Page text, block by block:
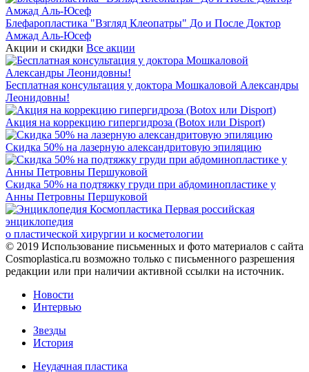
Блефаропластика "Взгляд Клеопатры" До и После Доктор
Амжад Аль-Юсеф
Акции и скидки Все акции
Бесплатная консультация у доктора Мошкаловой Александры
Леонидовны!
Акция на коррекцию гипергидроза (Botox или Disport)
Скидка 50% на лазерную александритовую эпиляцию
Скидка 50% на подтяжку груди при абдоминопластике у
Анны Петровны Першуковой
Первая российская
энциклопедия
о пластической хирургии и косметологии
© 2019 Использование письменных и фото материалов с сайта
Cosmoplastica.ru возможно только с письменного разрешения
редакции или при наличии активной ссылки на источник.
Новости
Интервью
Звезды
История
Неудачная пластика